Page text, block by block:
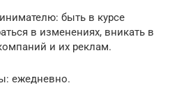
быть в курсе
в изменениях, вникать в
и их реклам.
ежедневно.